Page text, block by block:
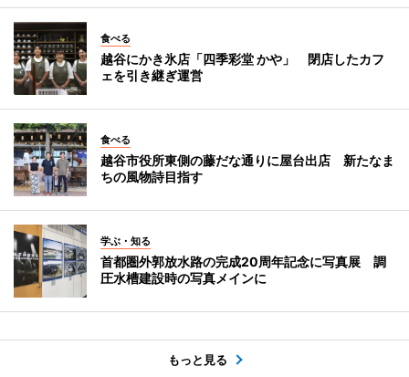
食べる
越谷にかき氷店「四季彩堂 かや」 閉店したカフ
ェを引き継ぎ運営
食べる
越谷市役所東側の藤だな通りに屋台出店 新たなま
ちの風物詩目指す
学ぶ・知る
首都圏外郭放水路の完成20周年記念に写真展 調
圧水槽建設時の写真メインに
もっと見る